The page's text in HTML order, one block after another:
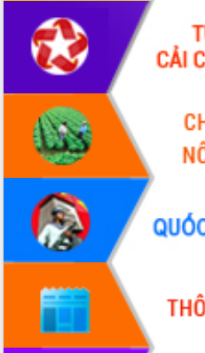
Sôi nổi Hội đua ngựa truyền thống Gò
Thì Thùng mừng Xuân Bính Ngọ 2026
Lãnh đạo tỉnh dâng hương tưởng niệm
tại Đập Đồng Cam đầu Xuân Bính Ngọ
Ngành nông nghiệp phấn đấu tăng
trưởng đạt 5,86% trong năm 2026
UBND tỉnh Đắk Lắk triển khai công tác
quốc phòng, quân sự địa phương năm
Đắk Lắk tập trung toàn lực khắc phục
tồn tại IUU, sẵn sàng làm việc với
Đoàn thanh tra EC
Chủ tịch UBND tỉnh Tạ Anh Tuấn thăm,
chúc mừng các bệnh viện nhân Ngày
Thầy thuốc Việt Nam
Rộn ràng lễ hội truyền thống Sông
nước Đà Nông lần thứ I năm 2026